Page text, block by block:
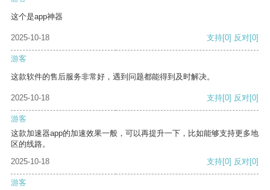
这个是app神器
2025-10-18 支持[0] 反对[0]
游客
这款软件的售后服务非常好，遇到问题都能得到及时解决。
2025-10-18 支持[0] 反对[0]
游客
这款加速器app的加速效果一般，可以再提升一下，比如能够支持更多地
区的线路。
2025-10-18
支持[0] 反对[0]
游客